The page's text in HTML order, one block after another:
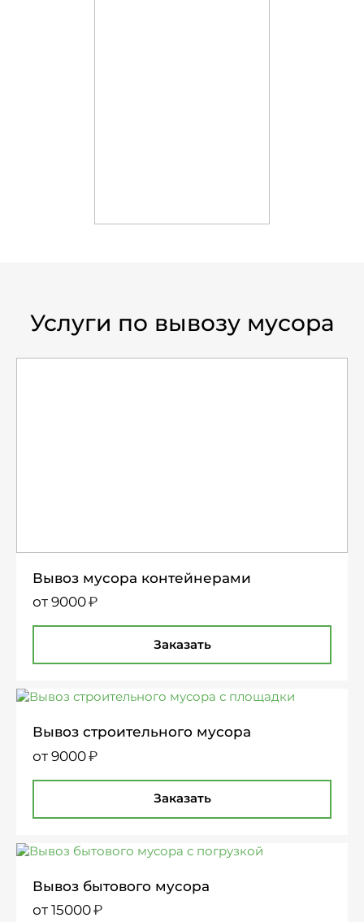
Услуги по вывозу мусора
Вывоз мусора контейнерами
Заказать
от 9000₽
Вывоз строительного мусора
Заказать
от 9000₽
Вывоз бытового мусора
от 15000₽